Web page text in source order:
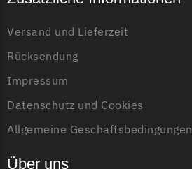
Versand und Lieferzeit
Rücksendung
Impressum
Datenschutz und Cookies
Allgemeine Geschäftsbedingungen
Über uns